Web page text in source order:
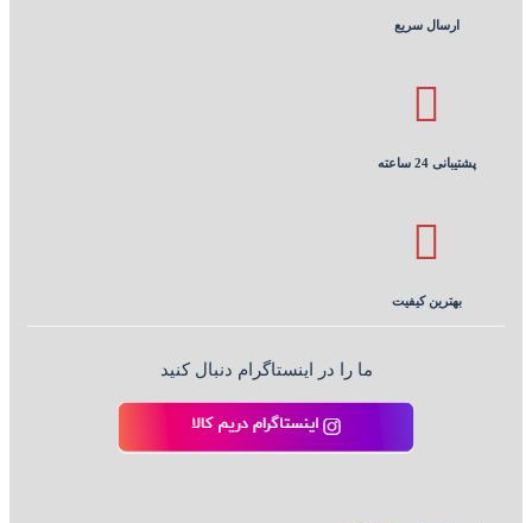
ارسال سریع
پشتیبانی 24 ساعته
بهترین کیفیت
ما را در اینستاگرام دنبال کنید